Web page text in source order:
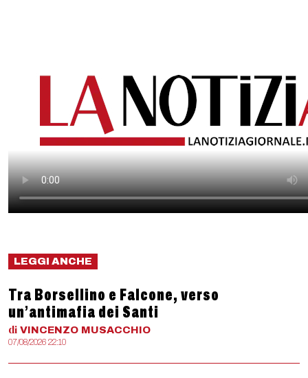
LEGGI ANCHE
Tra Borsellino e Falcone, verso
un’antimafia dei Santi
di VINCENZO MUSACCHIO
07/08/2026 22:10